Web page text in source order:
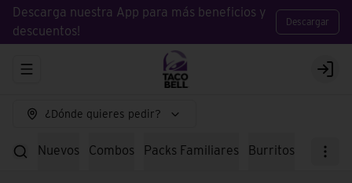
Descarga nuestra App para más beneficios y
descuentos!
Descargar
Abrir menu de navegación Login
¿Dónde quieres pedir?
Nuevos Combos Packs Familiares Burritos Tacos